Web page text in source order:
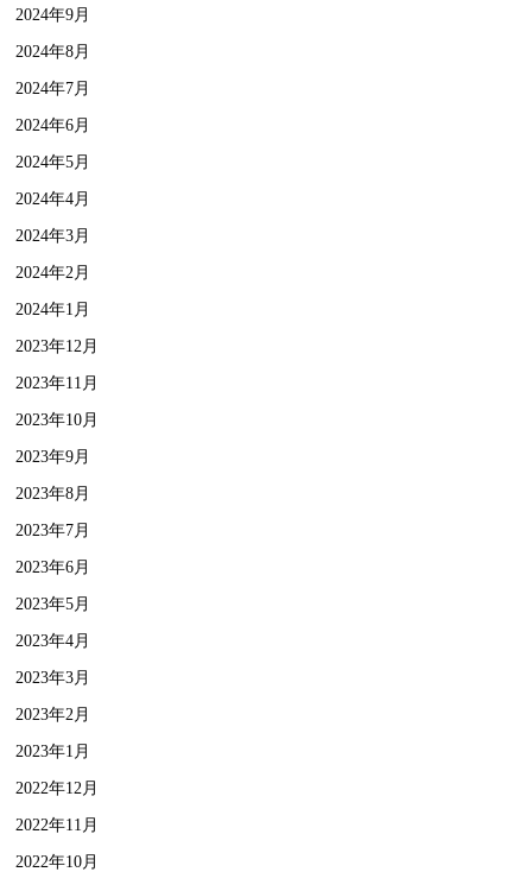
2024年9月
2024年8月
2024年7月
2024年6月
2024年5月
2024年4月
2024年3月
2024年2月
2024年1月
2023年12月
2023年11月
2023年10月
2023年9月
2023年8月
2023年7月
2023年6月
2023年5月
2023年4月
2023年3月
2023年2月
2023年1月
2022年12月
2022年11月
2022年10月